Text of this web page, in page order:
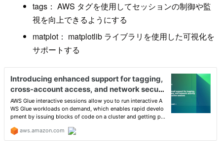
tags： AWS タグを使用してセッションの制御や監
視を向上できるようにする
matplot： matplotlib ライブラリを使用した可視化を
サポートする